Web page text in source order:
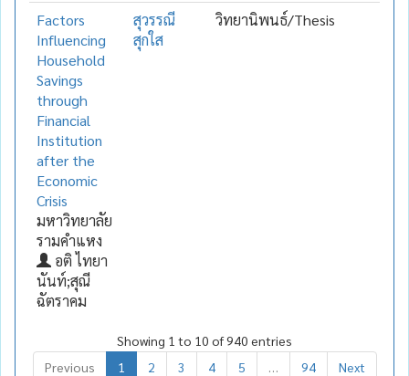
Factors
Influencing
Household
Savings
through
Financial
Institution
after the
Economic
Crisis
มหาวิทยาลัย
รามคำแหง
อติ ไทยา
นันท์;สุณี
ฉัตราคม
สุวรรณี
สุกใส
วิทยานิพนธ์/Thesis
Showing 1 to 10 of 940 entries
Previous
1 2 3 4 5 94 Next